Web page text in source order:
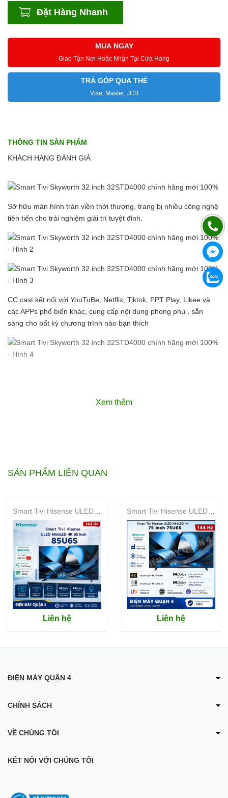
Đặt Hàng Nhanh
MUA NGAY
Giao Tận Nơi Hoặc Nhận Tại Cửa Hàng
TRẢ GÓP QUA THẺ
Visa, Master, JCB
THÔNG TIN SẢN PHẨM
KHÁCH HÀNG ĐÁNH GIÁ
Sở hữu màn hình tràn viền thời thượng, trang bị nhiều công nghệ
tiên tiến cho trải nghiệm giải trí tuyệt đỉnh.
CC cast kết nối với YouTuBe, Netflix, Tiktok, FPT Play, Likee và
các APPs phổ biến khác, cung cấp nội dung phong phú , sẵn
sàng cho bất kỳ chương trình nào bạn thích
Xem thêm
SẢN PHẨM LIÊN QUAN
Liên hệ Liên hệ
ĐIỆN MÁY QUẬN 4
CHÍNH SÁCH
VỀ CHÚNG TÔI
KẾT NỐI VỚI CHÚNG TÔI